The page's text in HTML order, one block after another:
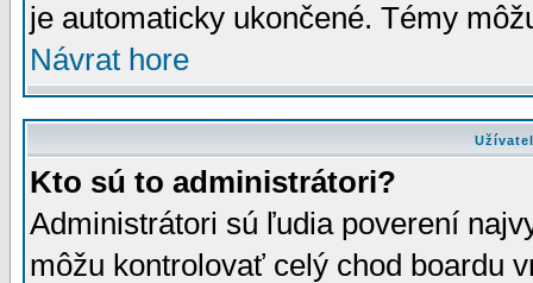
je automaticky ukončené. Témy
Návrat hore
Kto sú to administrátori?
Administrátori sú ľudia poverení
môžu kontrolovať celý chod boardu